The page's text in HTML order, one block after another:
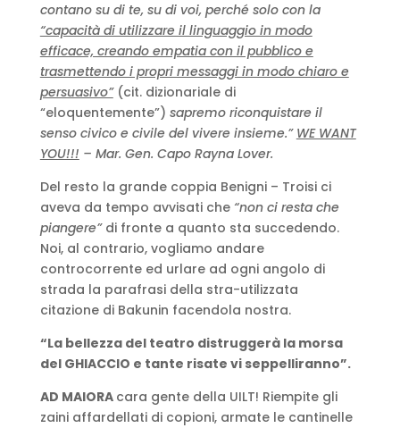
contano su di te, su di voi, perché solo con la
“capacità di utilizzare il linguaggio in modo
efficace, creando empatia con il pubblico e
trasmettendo i propri messaggi in modo chiaro e
persuasivo” (cit. dizionariale di
“eloquentemente”) sapremo riconquistare il
senso civico e civile del vivere insieme.” WE WANT
YOU!!! – Mar. Gen. Capo Rayna Lover.
Del resto la grande coppia Benigni – Troisi ci
aveva da tempo avvisati che “non ci resta che
piangere”di fronte a quanto sta succedendo.
Noi, al contrario, vogliamo andare
controcorrente ed urlare ad ogni angolo di
strada la parafrasi della stra-utilizzata
citazione di Bakunin facendola nostra.
“La bellezza del teatro distruggerà la morsa
del GHIACCIO e tante risate vi seppelliranno”.
AD MAIORA cara gente della UILT! Riempite gli
zaini affardellati di copioni, armate le cantinelle